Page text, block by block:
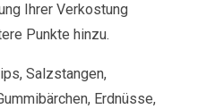
Ihrer Verkostung
Punkte hinzu.
Salzstangen,
Erdnüsse,